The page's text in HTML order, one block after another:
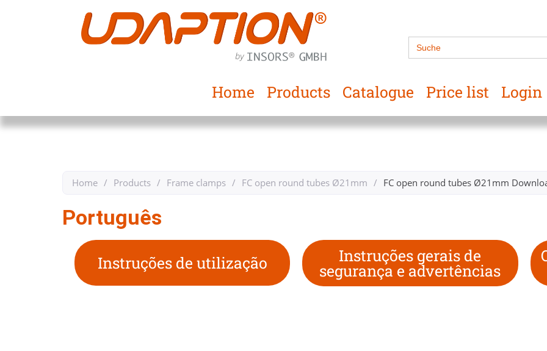
Search
for:
Home Products Catalogue Price list Login
Home / Products / Frame clamps / FC open round tubes Ø21mm / FC open round tubes Ø21mm
Português
Instruções de utilização Instruções gerais de
segurança e advertências